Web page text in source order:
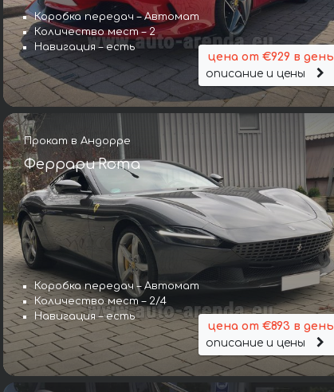
Коробка передач – Автомат
Количество мест – 2
Навигация – есть
цена от €929 в день
описание и цены
Прокат в Андорре
Феррари Roma
Коробка передач – Автомат
Количество мест – 2/4
Навигация – есть
цена от €893 в день
описание и цены